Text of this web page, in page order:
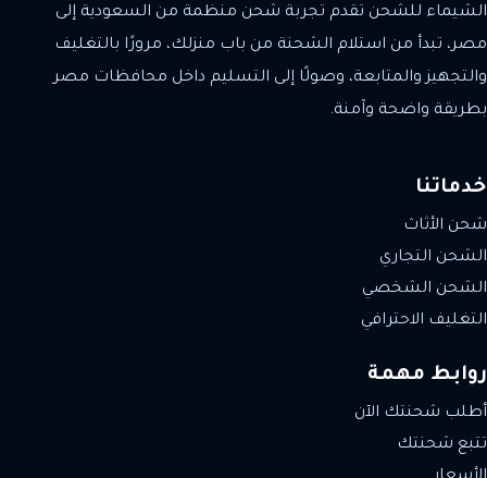
الشيماء للشحن تقدم تجربة شحن منظمة من السعودية إلى
مصر، تبدأ من استلام الشحنة من باب منزلك، مرورًا بالتغليف
والتجهيز والمتابعة، وصولًا إلى التسليم داخل محافظات مصر
بطريقة واضحة وآمنة.
خدماتنا
شحن الأثاث
الشحن التجاري
الشحن الشخصي
التغليف الاحترافي
روابط مهمة
أطلب شحنتك الآن
تتبع شحنتك